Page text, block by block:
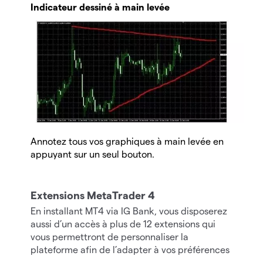
Indicateur dessiné à main levée
Annotez tous vos graphiques à main levée en
appuyant sur un seul bouton.
Extensions MetaTrader 4
En installant MT4 via IG Bank, vous disposerez
aussi d’un accès à plus de 12 extensions qui
vous permettront de personnaliser la
plateforme afin de l’adapter à vos préférences